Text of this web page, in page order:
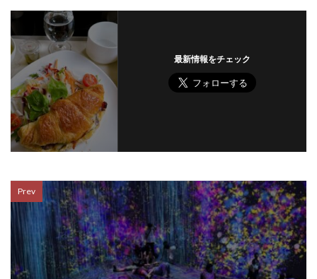
最新情報をチェック
Prev